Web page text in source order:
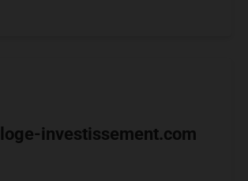
investissement.com